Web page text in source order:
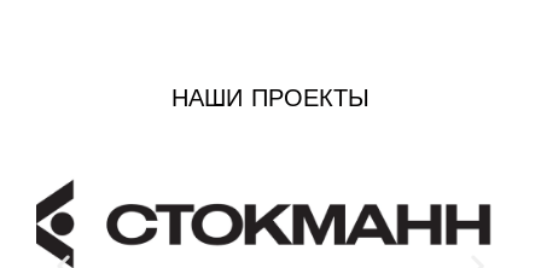
НАШИ ПРОЕКТЫ